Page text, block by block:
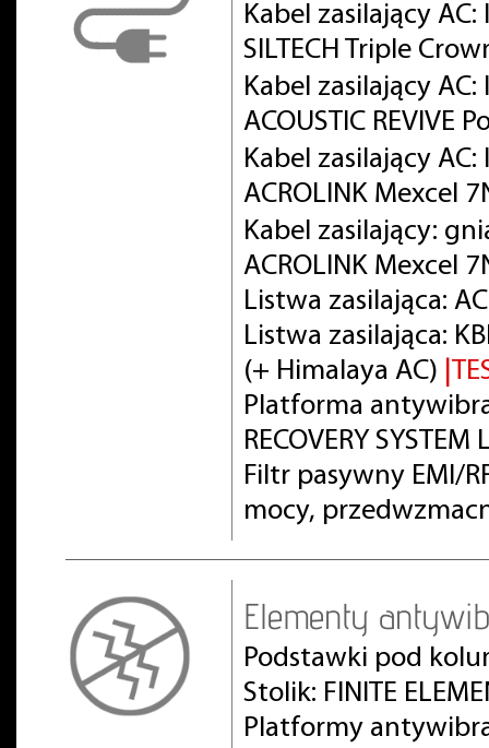
Kabel zasilający
SILTECH Triple
Kabel zasilający
ACOUSTIC REVIVE
Kabel zasilający
ACROLINK Mexcel
Kabel zasilający:
ACROLINK Mexcel
Listwa zasilająca:
Listwa zasilająca:
(+ Himalaya AC)
Platforma
RECOVERY
Filtr pasywny EMI/
mocy,
Elementy
Podstawki pod
Stolik: FINITE
Platformy